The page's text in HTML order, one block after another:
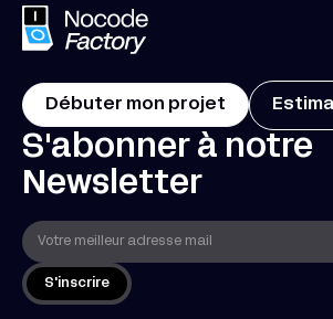
Débuter mon projet
S'abonner à notre
Newsletter